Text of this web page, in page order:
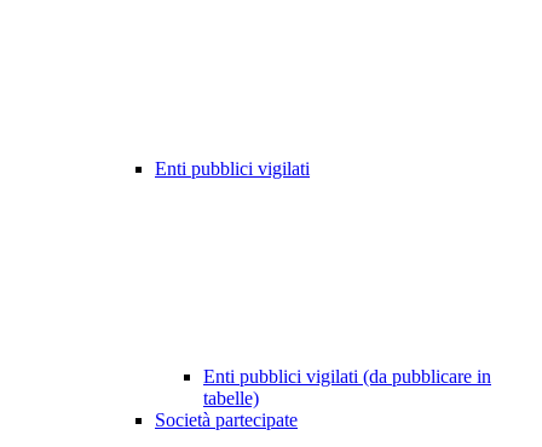
Enti pubblici vigilati
Enti pubblici vigilati (da pubblicare in
tabelle)
Società partecipate